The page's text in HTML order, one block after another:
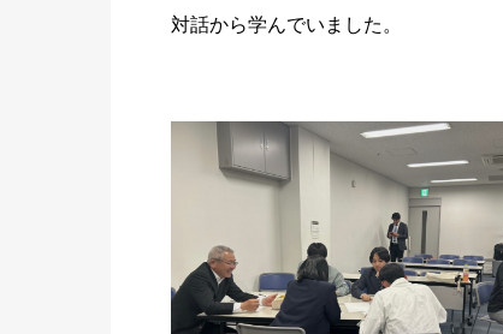
対話から学んでいました。